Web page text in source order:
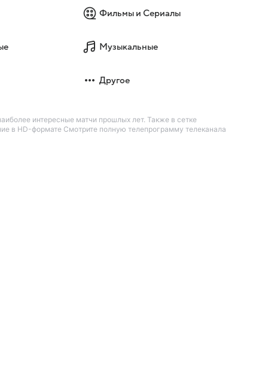
Фильмы и Сериалы
Музыкальные
Другое
интересные матчи прошлых лет. Также в сетке
в HD-формате Смотрите полную телепрограмму телеканала